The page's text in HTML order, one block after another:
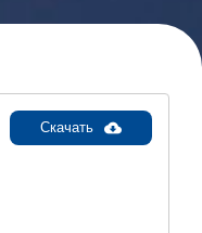
Скачать